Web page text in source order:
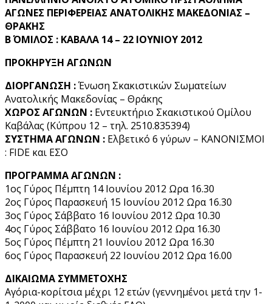
ΑΓΩΝΕΣ ΠΕΡΙΦΕΡΕΙΑΣ ΑΝΑΤΟΛΙΚΗΣ ΜΑΚΕΔΟΝΙΑΣ –
ΘΡΑΚΗΣ
Β΄ ΟΜΙΛΟΣ : ΚΑΒΑΛΑ 14 – 22 ΙΟΥΝΙΟΥ 2012
ΠΡΟΚΗΡΥΞΗ ΑΓΩΝΩΝ
ΔΙΟΡΓΑΝΩΣΗ :Ένωση Σκακιστικών Σωματείων
Ανατολικής Μακεδονίας – Θράκης
ΧΩΡΟΣ ΑΓΩΝΩΝ : Εντευκτήριο Σκακιστικού Ομίλου
Καβάλας (Κύπρου 12 – τηλ. 2510.835394)
ΣΥΣΤΗΜΑ ΑΓΩΝΩΝ : Ελβετικό 6 γύρων – ΚΑΝΟΝΙΣΜΟΙ
: FIDE και ΕΣΟ
ΠΡΟΓΡΑΜΜΑ ΑΓΩΝΩΝ :
1ος Γύρος Πέμπτη 14 Ιουνίου 2012 Ωρα 16.30
2ος Γύρος Παρασκευή 15 Ιουνίου 2012 Ωρα 16.30
3ος Γύρος Σάββατο 16 Ιουνίου 2012 Ωρα 10.30
4ος Γύρος Σάββατο 16 Ιουνίου 2012 Ωρα 16.30
5ος Γύρος Πέμπτη 21 Ιουνίου 2012 Ωρα 16.30
6ος Γύρος Παρασκευή 22 Ιουνίου 2012 Ωρα 16.00
ΔΙΚΑΙΩΜΑ ΣΥΜΜΕΤΟΧΗΣ
Αγόρια-κορίτσια μέχρι 12 ετών (γεννημένοι μετά την 1-